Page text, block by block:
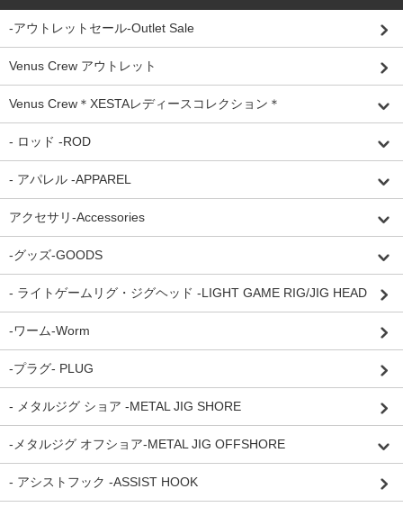
-アウトレットセール-Outlet Sale
Venus Crew アウトレット
Venus Crew＊XESTAレディースコレクション＊
- ロッド -ROD
- アパレル -APPAREL
アクセサリ-Accessories
-グッズ-GOODS
- ライトゲームリグ・ジグヘッド -LIGHT GAME RIG/JIG HEAD
-ワーム-Worm
-プラグ- PLUG
- メタルジグ ショア -METAL JIG SHORE
-メタルジグ オフショア-METAL JIG OFFSHORE
- アシストフック -ASSIST HOOK